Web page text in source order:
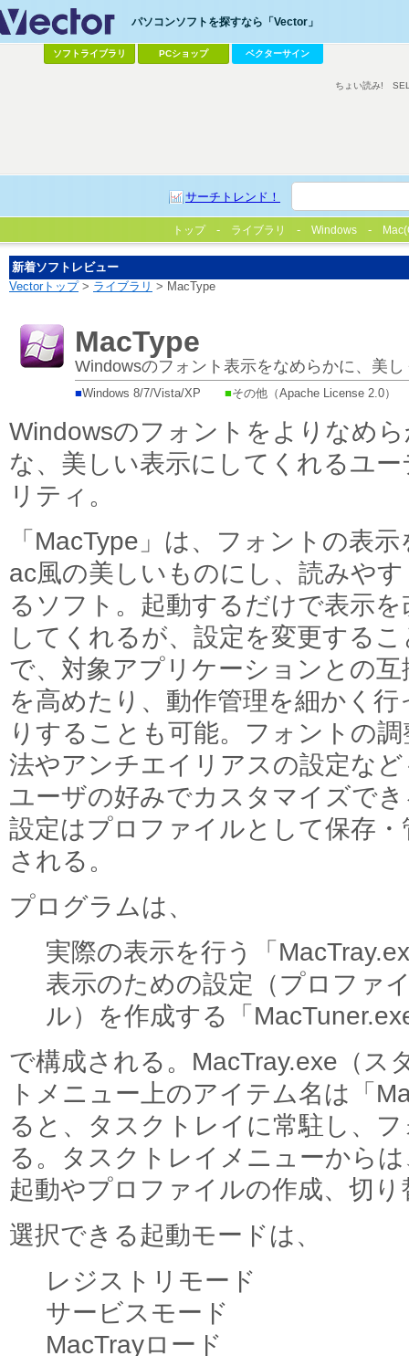
パソコンソフトを探すなら「Vector」
ソフトライブラリ PCショップ ベクターサイン
サーチトレンド！
ちょい読み!
トップ ライブラリ Windows
新着ソフトレビュー
Vectorトップ> ライブラリ > MacType
MacType
Windowsのフォント表示をなめらかに、美
■Windows 8/7/Vista/XP ■その他（Apache License 2.0）
Windowsのフォントをよりなめ
な、美しい表示にしてくれるユー
リティ。
「MacType」は、フォントの表示
ac風の美しいものにし、読みや
るソフト。起動するだけで表示を
してくれるが、設定を変更するこ
で、対象アプリケーションとの互
を高めたり、動作管理を細かく行
りすることも可能。フォントの調
法やアンチエイリアスの設定な
ユーザの好みでカスタマイズで
設定はプロファイルとして保存・
される。
プログラムは、
実際の表示を行う「
表示のための設定（プロファ
ル）を作成する「
で構成される。MacTray.exe（ス
トメニュー上のアイテム名は「
ると、タスクトレイに常駐し、
る。タスクトレイメニューから
起動やプロファイルの作成、切
選択できる起動モードは、
レジストリモード
サービスモード
MacTrayロード